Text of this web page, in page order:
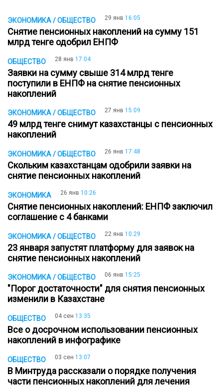
ЭКОНОМИКА / ОБЩЕСТВО 29 янв 16:05
Снятие пенсионных накоплений на сумму 151
млрд тенге одобрил ЕНПФ
ОБЩЕСТВО 28 янв 17:04
Заявки на сумму свыше 314 млрд тенге
поступили в ЕНПФ на снятие пенсионных
накоплений
ЭКОНОМИКА / ОБЩЕСТВО 27 янв 15:09
49 млрд тенге снимут казахстанцы с пенсионных
накоплений
ЭКОНОМИКА / ОБЩЕСТВО 26 янв 17:48
Скольким казахстанцам одобрили заявки на
снятие пенсионных накоплений
ЭКОНОМИКА 26 янв 10:26
Снятие пенсионных накоплений: ЕНПФ заключил
соглашение с 4 банками
ЭКОНОМИКА / ОБЩЕСТВО 22 янв 10:29
23 января запустят платформу для заявок на
снятие пенсионных накоплений
ЭКОНОМИКА / ОБЩЕСТВО 06 янв 15:25
"Порог достаточности" для снятия пенсионных
изменили в Казахстане
ОБЩЕСТВО 04 сен 13:35
Все о досрочном использовании пенсионных
накоплений в инфографике
ОБЩЕСТВО 03 сен 13:07
В Минтруда рассказали о порядке получения
части пенсионных накоплений для лечения